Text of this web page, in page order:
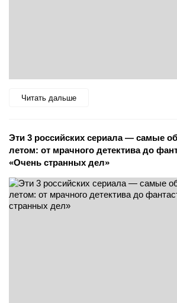
Читать дальше
Эти 3 российских сериала — самые
летом: от мрачного детектива до
«Очень странных дел»